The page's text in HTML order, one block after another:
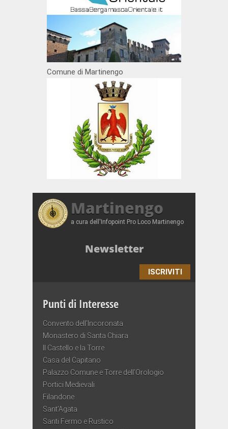
Comune di Martinengo
Martinengo
a cura dell'Infopoint Pro Loco Martinengo
Newsletter
ISCRIVITI
Punti di Interesse
Convento dell’Incoronata
Monastero di Santa Chiara
Il Castello e la Torre
Casa del Capitano
Palazzo Comune e Torre dell’Orologio
Portici Medievali
Filandone
Sant’Agata
Santi Fermo e Rustico